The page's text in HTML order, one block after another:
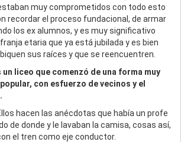
muy comprometidos con todo esto
recordar el proceso fundacional, de armar
los ex alumnos, y es muy significativo
etaria que ya está jubilada y es bien
sus raíces y que se reencuentren.
un liceo que comenzó de una forma muy
con esfuerzo de vecinos y el
hacen las anécdotas que había un profe
de donde y le lavaban la camisa, cosas así,
el tren como eje conductor.